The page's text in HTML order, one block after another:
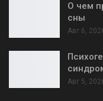
О чем
сны
Авг 6,
Авг 5,